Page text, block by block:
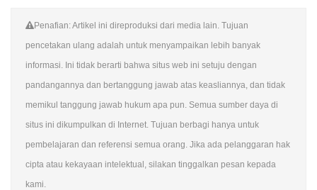
Penafian: Artikel ini direproduksi dari media lain. Tujuan
pencetakan ulang adalah untuk menyampaikan lebih banyak
informasi. Ini tidak berarti bahwa situs web ini setuju dengan
pandangannya dan bertanggung jawab atas keasliannya, dan tidak
memikul tanggung jawab hukum apa pun. Semua sumber daya di
situs ini dikumpulkan di Internet. Tujuan berbagi hanya untuk
pembelajaran dan referensi semua orang. Jika ada pelanggaran hak
cipta atau kekayaan intelektual, silakan tinggalkan pesan kepada
kami.